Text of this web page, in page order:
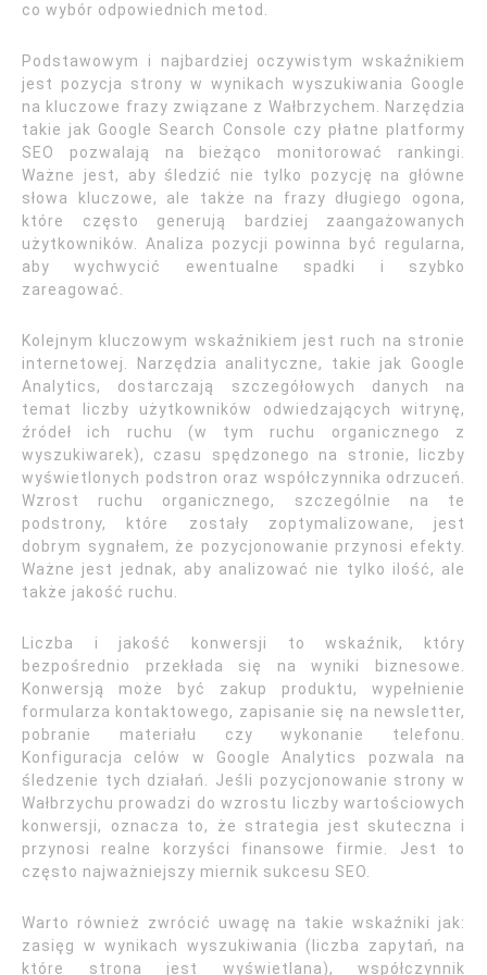
co wybór odpowiednich metod.
Podstawowym i najbardziej oczywistym wskaźnikiem
jest pozycja strony w wynikach wyszukiwania Google
na kluczowe frazy związane z Wałbrzychem. Narzędzia
takie jak Google Search Console czy płatne platformy
SEO pozwalają na bieżąco monitorować rankingi.
Ważne jest, aby śledzić nie tylko pozycję na główne
słowa kluczowe, ale także na frazy długiego ogona,
które często generują bardziej zaangażowanych
użytkowników. Analiza pozycji powinna być regularna,
aby wychwycić ewentualne spadki i szybko
zareagować.
Kolejnym kluczowym wskaźnikiem jest ruch na stronie
internetowej. Narzędzia analityczne, takie jak Google
Analytics, dostarczają szczegółowych danych na
temat liczby użytkowników odwiedzających witrynę,
źródeł ich ruchu (w tym ruchu organicznego z
wyszukiwarek), czasu spędzonego na stronie, liczby
wyświetlonych podstron oraz współczynnika odrzuceń.
Wzrost ruchu organicznego, szczególnie na te
podstrony, które zostały zoptymalizowane, jest
dobrym sygnałem, że pozycjonowanie przynosi efekty.
Ważne jest jednak, aby analizować nie tylko ilość, ale
także jakość ruchu.
Liczba i jakość konwersji to wskaźnik, który
bezpośrednio przekłada się na wyniki biznesowe.
Konwersją może być zakup produktu, wypełnienie
formularza kontaktowego, zapisanie się na newsletter,
pobranie materiału czy wykonanie telefonu.
Konfiguracja celów w Google Analytics pozwala na
śledzenie tych działań. Jeśli pozycjonowanie strony w
Wałbrzychu prowadzi do wzrostu liczby wartościowych
konwersji, oznacza to, że strategia jest skuteczna i
przynosi realne korzyści finansowe firmie. Jest to
często najważniejszy miernik sukcesu SEO.
Warto również zwrócić uwagę na takie wskaźniki jak:
zasięg w wynikach wyszukiwania (liczba zapytań, na
które strona jest wyświetlana), współczynnik